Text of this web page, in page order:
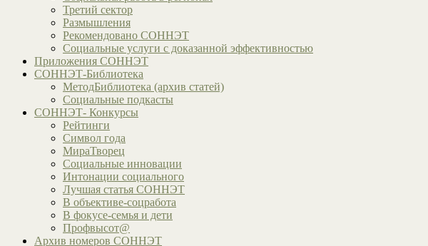
Третий сектор
Размышления
Рекомендовано СОННЭТ
Социальные услуги с доказанной эффективностью
Приложения СОННЭТ
СОННЭТ-Библиотека
МетодБиблиотека (архив статей)
Социальные подкасты
СОННЭТ- Конкурсы
Рейтинги
Символ года
МираТворец
Социальные инновации
Интонации социального
Лучшая статья СОННЭТ
В объективе-соцработа
В фокусе-семья и дети
Профвысот@
Архив номеров СОННЭТ